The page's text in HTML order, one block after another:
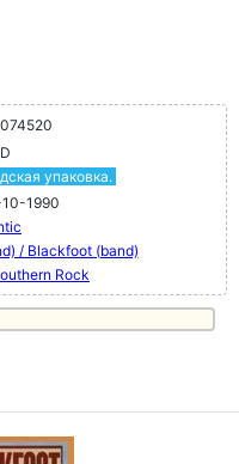
упаковка.
1990
/ Blackfoot (band)
Rock